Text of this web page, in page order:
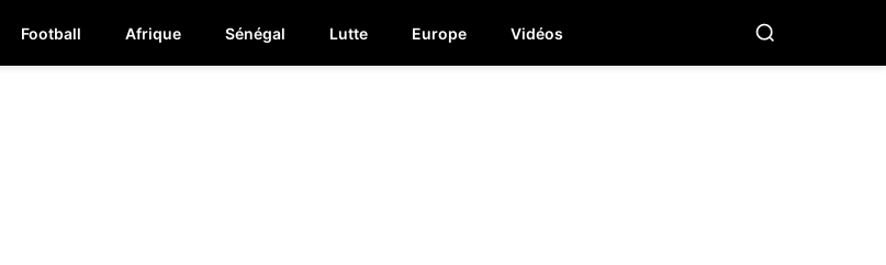
Football Afrique Sénégal Lutte Europe Vidéos